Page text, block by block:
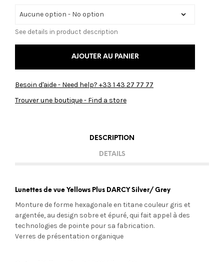
See details in product description
AJOUTER AU PANIER
Besoin d'aide - Need help? +33 1 43 27 77 77
Trouver une boutique - Find a store
DESCRIPTION
DETAILS
Lunettes de vue Yellows Plus DARCY Silver/ Grey
Monture de forme hexagonale en titane couleur gris et
argentée, au design sobre et épuré, qui fait appel à des
technologies de pointe pour sa fabrication.
Verres de présentation organique